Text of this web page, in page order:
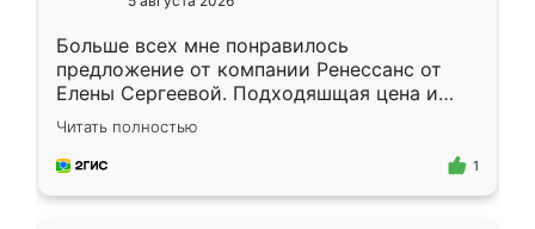
Больше всех мне понравилось
предложение от компании Ренессанс от
Елены Сергеевой. Подходяшщая цена и
короткие сроки изготовления. Приехавший
для замера сотрудник Владислав
предложил по моему эскизу самый
Читать полностью
1